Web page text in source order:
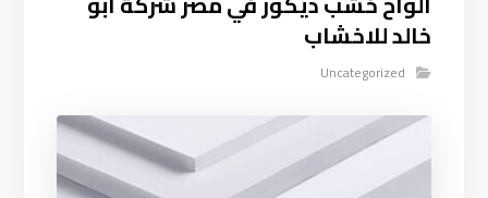
خالد للاخشاب
Uncategorized